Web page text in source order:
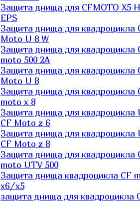
Защита днища для CFMOTO X5
EPS
Защита днища для квадроцикла
Moto U 8 W
Защита днища для квадроцикла
moto 500 2A
Защита днища для квадроцикла
Moto U 8
Защита днища для квадроцикла
moto x 8
Защита днища для квадроцикла
CF Moto z 6
Защита днища для квадроцикла
CF Moto z 8
Защита днища для квадроцикла
moto UTV 500
Защита днища квадроцикла СF
x6/x5
защита днища для квадроцикла